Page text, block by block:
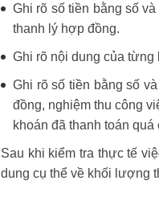
Ghi rõ số tiền bằng số
thanh lý hợp đồng.
Ghi rõ nội dung của từng
Ghi rõ số tiền bằng số
đồng, nghiệm thu công
khoán đã thanh toán
Sau khi kiểm tra thực tế
dung cụ thể về khối lượng